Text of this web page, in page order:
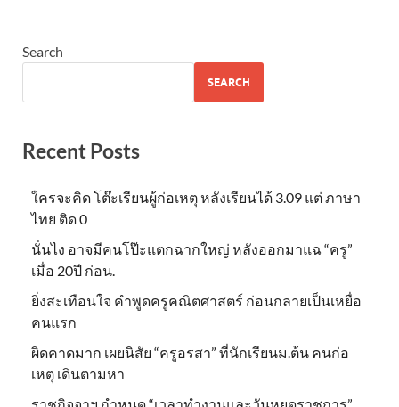
Search
SEARCH
Recent Posts
ใครจะคิด โต๊ะเรียนผู้ก่อเหตุ หลังเรียนได้ 3.09 แต่ ภาษา
ไทย ติด 0
นั่นไง อาจมีคนโป๊ะแตกฉากใหญ่ หลังออกมาแฉ “ครู”
เมื่อ 20ปี ก่อน.
ยิ่งสะเทือนใจ คำพูดครูคณิตศาสตร์ ก่อนกลายเป็นเหยื่อ
คนแรก
ผิดคาดมาก เผยนิสัย “ครูอรสา” ที่นักเรียนม.ต้น คนก่อ
เหตุ เดินตามหา